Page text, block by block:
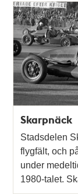
Skarpnäck
Stadsdelen
flygfält, och
under
1980-talet.